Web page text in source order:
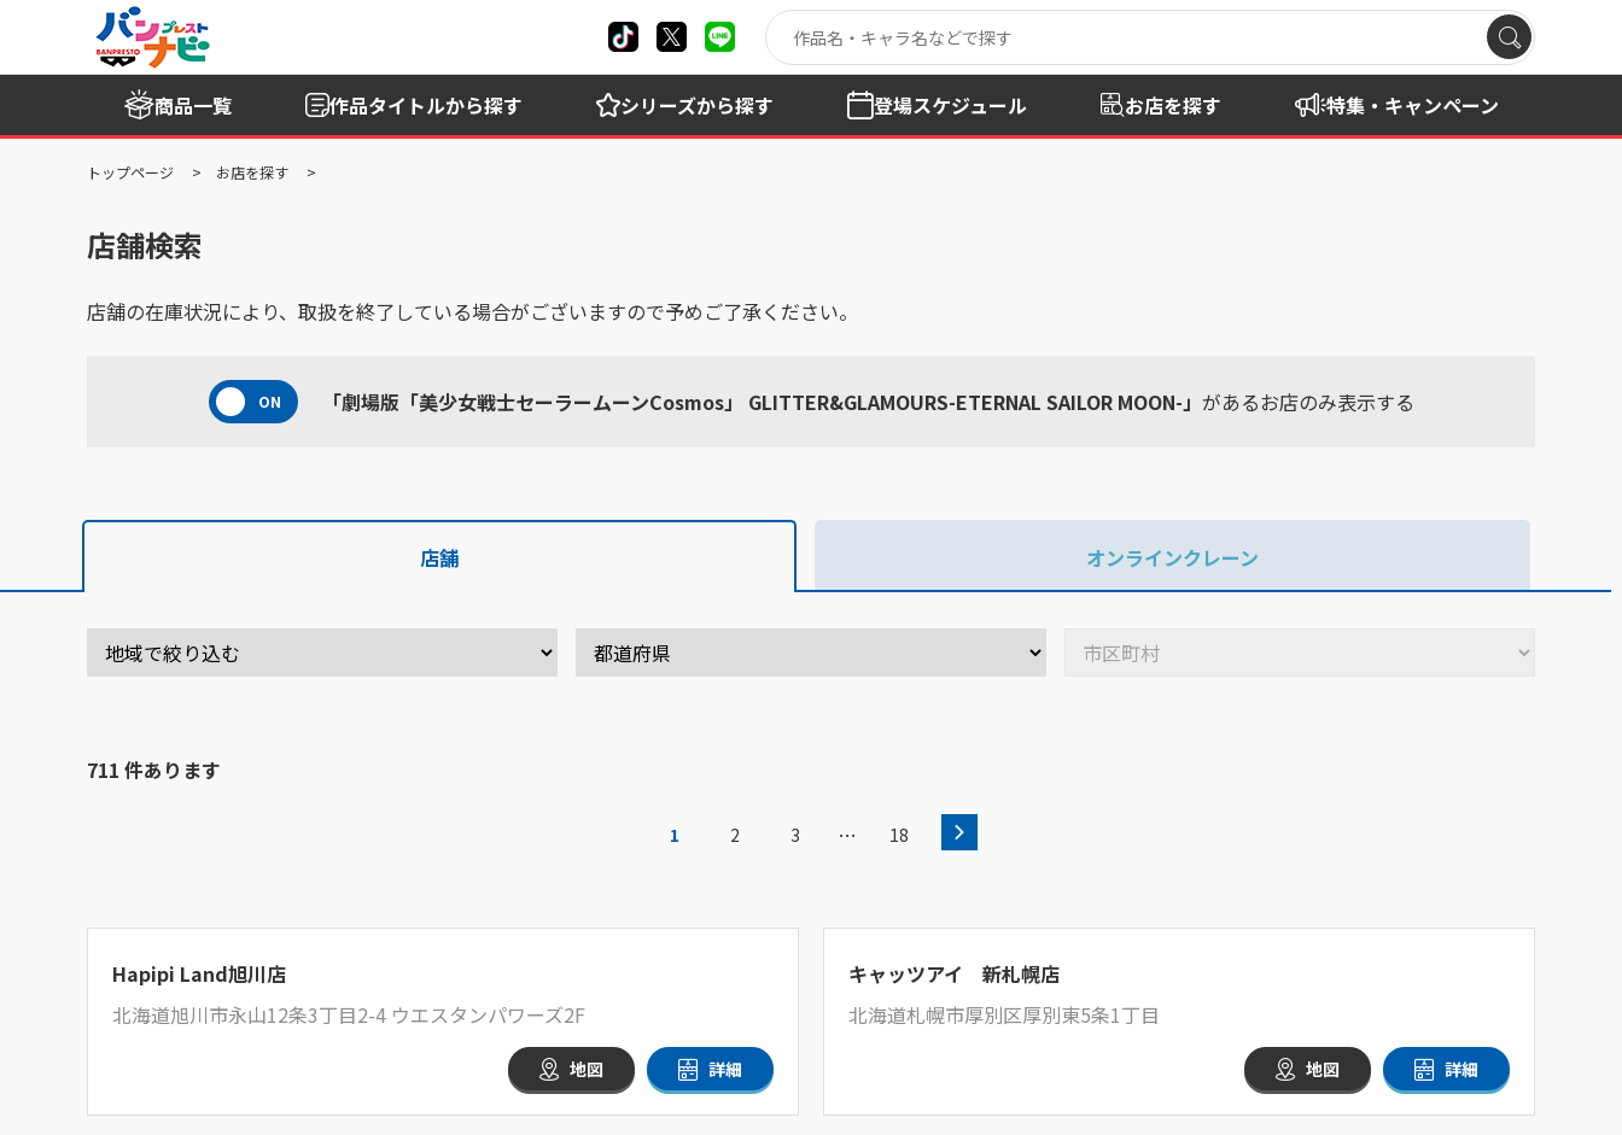
商品一覧 作品タイトルから探す シリーズから探す 登場スケジュール お店を探す 特集・キャンペーン
トップページ お店を探す
店舗検索
店舗の在庫状況により、取扱を終了している場合がございますので予めご了承ください。
「劇場版「美少女戦士セーラームーンCosmos」 GLITTER&GLAMOURS-ETERNAL SAILOR MOON-」 があるお店のみ表示する
店舗 オンラインクレーン
711 件あります
1 2 3 … 18
Hapipi Land旭川店
北海道旭川市永山12条3丁目2-4 ウエスタンパワーズ2F
地図 詳細
キャッツアイ 新札幌店
北海道札幌市厚別区厚別東5条1丁目
地図 詳細